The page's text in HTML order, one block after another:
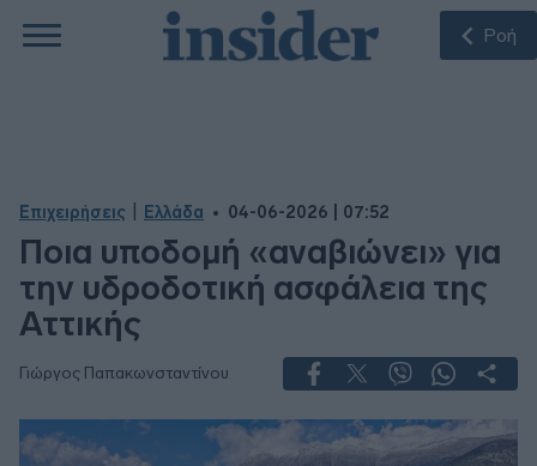
Ροή
Επιχειρήσεις Ελλάδα 04-06-2026 | 07:52
Ποια υποδομή «αναβιώνει» για
την υδροδοτική ασφάλεια της
Αττικής
Γιώργος Παπακωνσταντίνου